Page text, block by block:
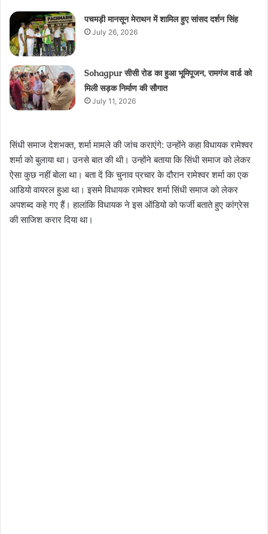
पचमड़ी मानसून मेराथन में शामिल हुए सांसद दर्शन सिंह
July 26, 2026
Sohagpur सीसी रोड का हुआ भूमिपूजन, रामगंज वार्ड को
मिली सड़क निर्माण की सौगात
July 11, 2026
सिंधी समाज देशभक्त, शर्मा मामले की जांच कराएंगे: उन्होंने कहा विधायक रामेश्वर
शर्मा को बुलाया था। उनसे बात की थी। उन्होंने बताया कि सिंधी समाज को लेकर
ऐसा कुछ नहीं बाेला था। बता दें कि चुनाव प्रचार के दौरान रामेश्वर शर्मा का एक
आडियो वायरल हुआ था। इसमे विधायक रामेश्वर शर्मा सिंधी समाज को लेकर
अपशब्द कहे गए हैं। हालांकि विधायक ने इस ऑडियो को फर्जी बताते हुए कांग्रेस
की साजिश करार दिया था।